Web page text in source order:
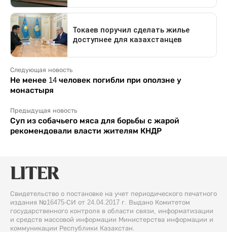
Следующая новость
Не менее 14 человек погибли при оползне у
монастыря
Предыдущая новость
Суп из собачьего мяса для борьбы с жарой
рекомендовали власти жителям КНДР
Свидетельство о постановке на учет периодического печатного
издания №16475-СИ от 24.04.2017 г. Выдано Комитетом
государственного контроля в области связи, информатизации
и средств массовой информации Министерства информации и
коммуникации Республики Казахстан.